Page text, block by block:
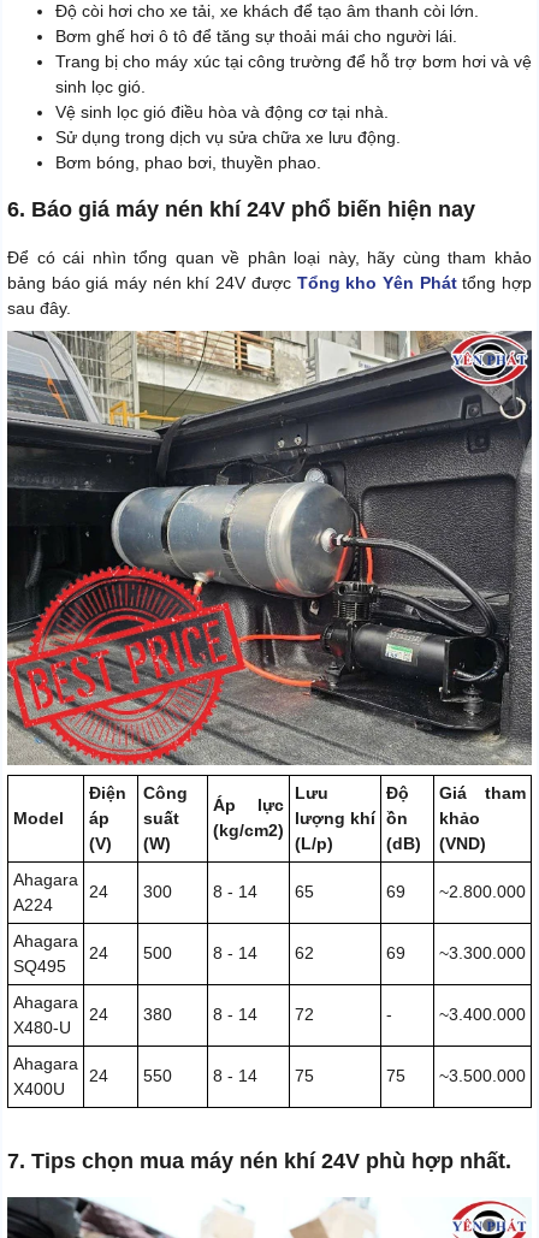
Độ còi hơi cho xe tải, xe khách để tạo âm thanh còi lớn.
Bơm ghế hơi ô tô để tăng sự thoải mái cho người lái.
Trang bị cho máy xúc tại công trường để hỗ trợ bơm hơi và vệ
sinh lọc gió.
Vệ sinh lọc gió điều hòa và động cơ tại nhà.
Sử dụng trong dịch vụ sửa chữa xe lưu động.
Bơm bóng, phao bơi, thuyền phao.
6. Báo giá máy nén khí 24V phổ biến hiện nay
Để có cái nhìn tổng quan về phân loại này, hãy cùng tham khảo
bảng báo giá máy nén khí 24V được Tổng kho Yên Pháttổng hợp
sau đây.
Model
Điện
áp
(V)
Công
suất
(W)
Áp lực
(kg/cm2)
Lưu
lượng khí
(L/p)
Độ
ồn
(dB)
Giá tham
khảo
(VND)
Ahagara
A224
24 300 8 - 14 65 69 ~2.800.000
Ahagara
SQ495
24 500 8 - 14 62 69 ~3.300.000
Ahagara
X480-U
24 380 8 - 14 72 - ~3.400.000
Ahagara
X400U
24 550 8 - 14 75 75 ~3.500.000
7. Tips chọn mua máy nén khí 24V phù hợp nhất.